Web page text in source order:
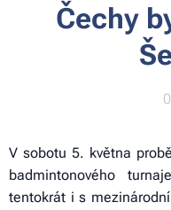
Čechy
V sobotu 5. května
badmintonového
tentokrát i s